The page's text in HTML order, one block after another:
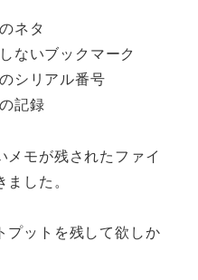
ネタ
ないブックマーク
シリアル番号
記録
メモが残されたファイ
した。
プットを残して欲しか